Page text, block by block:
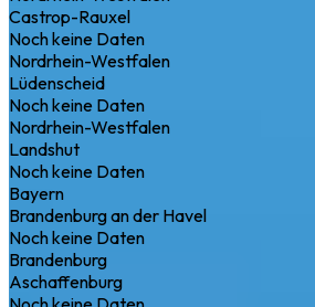
Castrop-Rauxel
Noch keine Daten
Nordrhein-Westfalen
Lüdenscheid
Noch keine Daten
Nordrhein-Westfalen
Landshut
Noch keine Daten
Bayern
Brandenburg an der Havel
Noch keine Daten
Brandenburg
Aschaffenburg